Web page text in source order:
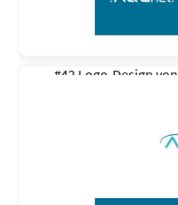
#42 Logo-Design von